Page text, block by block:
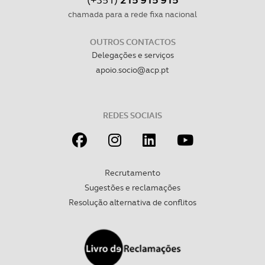
necessário no contexto dos serviços a prestar.
Realçamos que o bloqueio de certo tipo de Cookies e
tecnologias similares pode ter impacto na sua
experiência de navegação no Website e nos serviços
Consulte a política de cookies do site.
chamada para a rede fixa nacional
OUTROS CONTACTOS
Delegações e serviços
apoio.socio@acp.pt
REDES SOCIAIS
Recrutamento
Sugestões e reclamações
Resolução alternativa de conflitos